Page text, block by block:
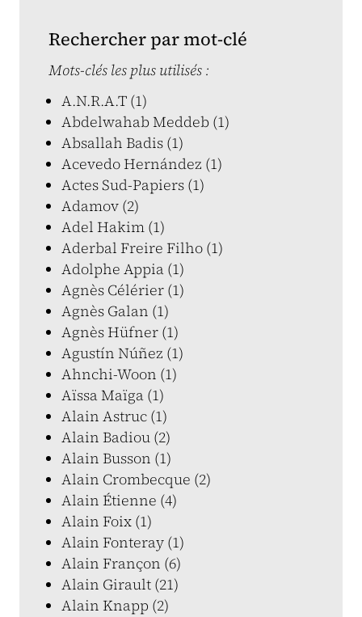
Rechercher par mot-clé
Mots-clés les plus utilisés :
A.N.R.A.T (1)
Abdelwahab Meddeb (1)
Absallah Badis (1)
Acevedo Hernández (1)
Actes Sud-Papiers (1)
Adamov (2)
Adel Hakim (1)
Aderbal Freire Filho (1)
Adolphe Appia (1)
Agnès Célérier (1)
Agnès Galan (1)
Agnès Hüfner (1)
Agustín Núñez (1)
Ahnchi-Woon (1)
Aïssa Maïga (1)
Alain Astruc (1)
Alain Badiou (2)
Alain Busson (1)
Alain Crombecque (2)
Alain Étienne (4)
Alain Foix (1)
Alain Fonteray (1)
Alain Françon (6)
Alain Girault (21)
Alain Knapp (2)